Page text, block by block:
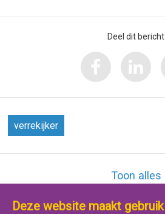
Deze website maakt
Deel dit bericht
verrekijker
Toon alles